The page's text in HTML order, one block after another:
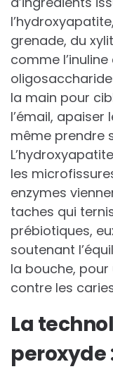
grenade, du
comme
la main pour
l’émail, apaiser
même prendre
les
enzymes
taches qui
prébiotiques,
soutenant
la bouche,
contre les
La
peroxyde